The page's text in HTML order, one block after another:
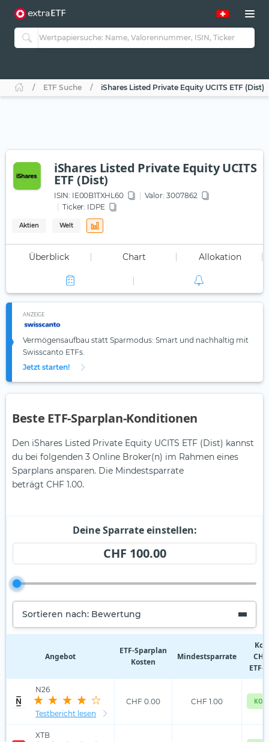
ETF Suche iShares Listed Private Equity UCITS ETF (Dist)
iShares Listed Private Equity UCITS
ETF (Dist)
ISIN: IE00B1TXHL60
Valor: 3007862
Ticker: IDPE
Aktien Welt
Überblick Chart Allokation
ANZEIGE
Vermögensaufbau statt Sparmodus: Smart und nachhaltig mit
Swisscanto ETFs.
Jetzt starten!
Beste ETF-Sparplan-Konditionen
Den iShares Listed Private Equity UCITS ETF (Dist) kannst
du bei folgenden 3 Online Broker(n) im Rahmen eines
Sparplans ansparen. Die Mindestsparrate
beträgt CHF 1.00.
Deine Sparrate einstellen:
CHF 100.00
Sortieren nach: Bewertung
Angebot
ETF‑Sparplan
Kosten
Mindestsparrate
ETF-
N26
Testbericht lesen
CHF 0.00 CHF 1.00
XTB